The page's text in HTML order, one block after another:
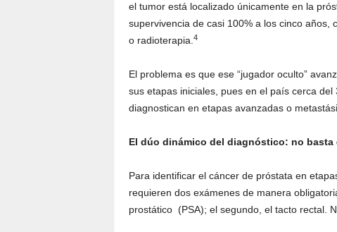
el tumor está localizado únicamente en la
supervivencia de casi 100% a los cinco
o radioterapia. 4
El problema es que ese “jugador oculto”
sus etapas iniciales, pues en el país cerca
diagnostican en etapas avanzadas o
El dúo dinámico del diagnóstico: no basta
Para identificar el cáncer de próstata en
requieren dos exámenes de manera
prostático (PSA); el segundo, el tacto rectal.